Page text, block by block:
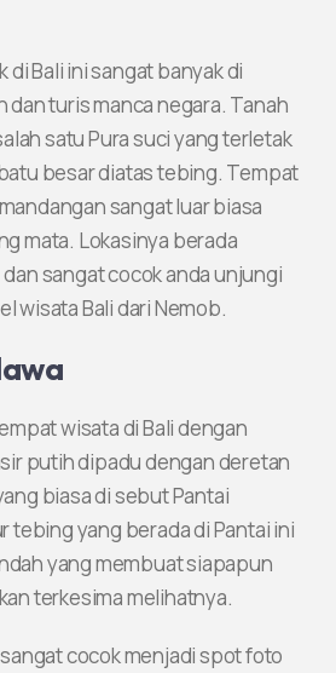
di Bali ini sangat banyak di
dan turis manca negara. Tanah
satu Pura suci yang terletak
besar diatas tebing. Tempat
sangat luar biasa
mata. Lokasinya berada
sangat cocok anda unjungi
wisata Bali dari Nemob.
wisata di Bali dengan
putih dipadu dengan deretan
biasa di sebut Pantai
tebing yang berada di Pantai ini
yang membuat siapapun
terkesima melihatnya.
cocok menjadi spot foto